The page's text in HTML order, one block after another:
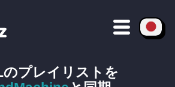
のプレイリストを